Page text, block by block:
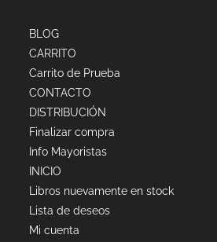
BLOG
CARRITO
Carrito de Prueba
CONTACTO
DISTRIBUCIÓN
Finalizar compra
Info Mayoristas
INICIO
Libros nuevamente en stock
Lista de deseos
Mi cuenta